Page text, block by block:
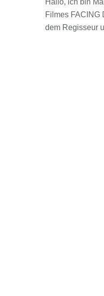
Filmes FACING
dem Regisseur